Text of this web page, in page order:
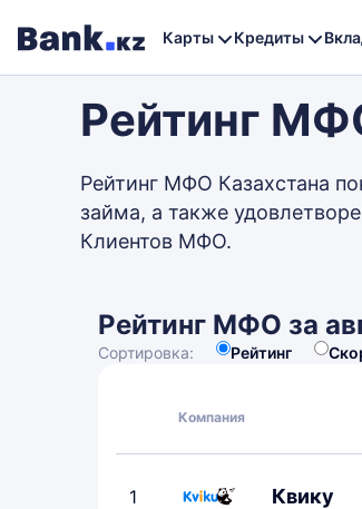
Карты Кредиты
Рейтинг
Рейтинг МФО Казахстана
займа, а также
Клиентов МФО.
Рейтинг МФО за
Сортировка: Рейтинг
Компания
1 Квику